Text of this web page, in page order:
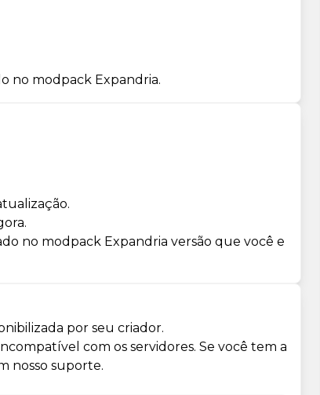
no modpack Expandria.
no modpack Expandria versão que você e
por seu criador.
com os servidores. Se você tem a
nosso suporte.